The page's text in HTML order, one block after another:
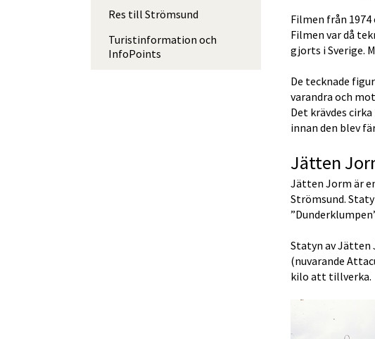
Filmen från
Filmen var då
gjorts i Sverige.
De tecknade
varandra och
Det krävdes
innan den blev
Jätten
Jätten Jorm är
Strömsund.
Statyn av Jätten
(nuvarande
kilo att tillverka.
Res till Strömsund
Turistinfor­mation och
InfoPoints